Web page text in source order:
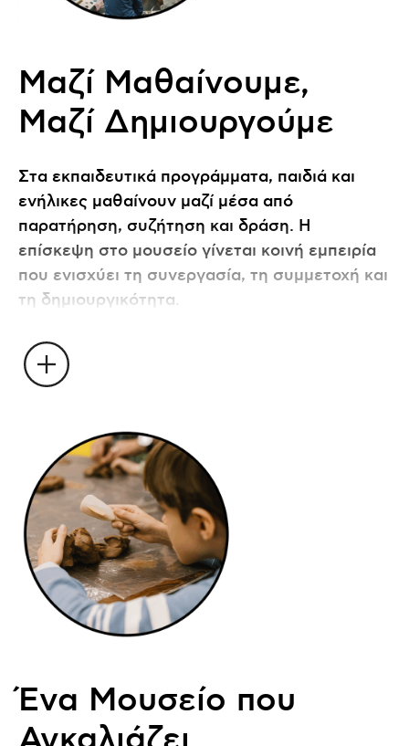
Μαζί Μαθαίνουμε,
Μαζί Δημιουργούμε
Στα εκπαιδευτικά προγράμματα, παιδιά και
ενήλικες μαθαίνουν μαζί μέσα από
παρατήρηση, συζήτηση και δράση. Η
επίσκεψη στο μουσείο γίνεται κοινή εμπειρία
που ενισχύει τη συνεργασία, τη συμμετοχή και
τη δημιουργικότητα.
Ένα Μουσείο που